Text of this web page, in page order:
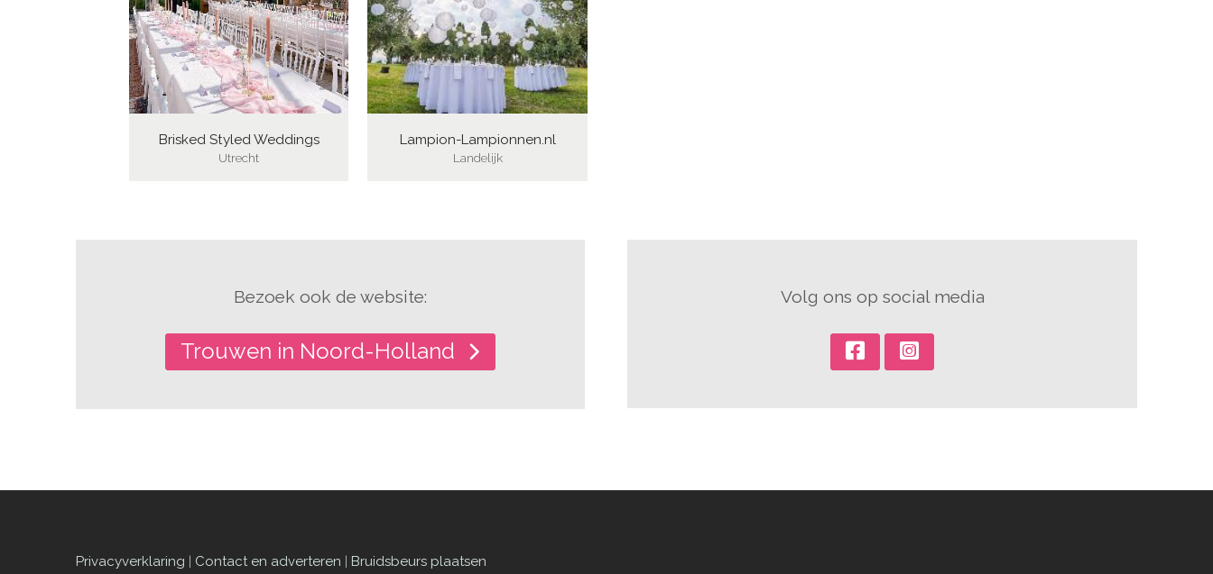
Brisked Styled Weddings
Utrecht
Lampion-Lampionnen.nl
Landelijk
Bezoek ook de website:
Trouwen in Noord-Holland
Volg ons op social media
Privacyverklaring | Contact en adverteren | Bruidsbeurs plaatsen